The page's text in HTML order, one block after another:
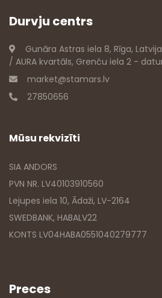
Durvju centrs
Gunāra Astras iela 8, Rīga,
/ AURA kvartāls, Grenču iela 2 -
market@stamars.lv
27850656
Mūsu rekvizīti
SIA ANDORS
PVN NR. LV40103910560
Lejupes iela 10, Ādaži, LV-2164
SWEDBANK, HABALV22
KONTS LV04HABA0551040279777
Preces